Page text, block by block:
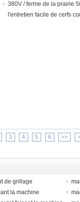
380V / ferme de la prairie
l'entretien facile de cerfs
3 4 5 6 >>
de grillage
la machine